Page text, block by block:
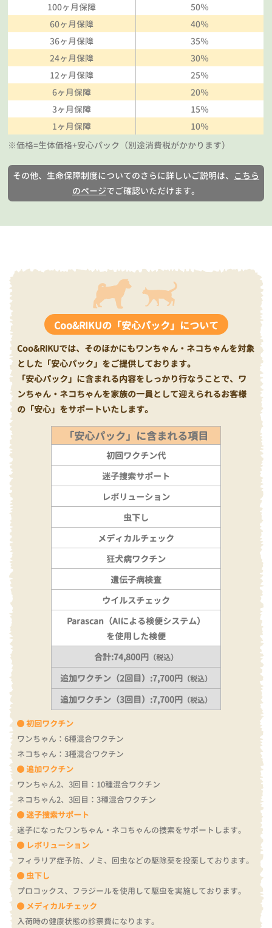
100ヶ月保障
50％
60ヶ月保障
40％
36ヶ月保障
35％
24ヶ月保障
30％
12ヶ月保障
25％
6ヶ月保障
20％
3ヶ月保障
15％
1ヶ月保障
10％
※価格=生体価格+安心パック（別途消費税がかかります）
その他、生命保障制度についてのさらに詳しいご説明は、 こちら
のページでご確認いただけます。
Coo&RIKUの「安心パック」について
Coo&RIKUでは、そのほかにもワンちゃん・ネコちゃんを対象
とした「安心パック」をご提供しております。
「安心パック」に含まれる内容をしっかり行なうことで、ワ
ンちゃん・ネコちゃんを家族の一員として迎えられるお客様
の「安心」をサポートいたします。
初回ワクチン
ワンちゃん：6種混合ワクチン
ネコちゃん：3種混合ワクチン
追加ワクチン
ワンちゃん2、3回目：10種混合ワクチン
ネコちゃん2、3回目：3種混合ワクチン
迷子捜索サポート
迷子になったワンちゃん・ネコちゃんの捜索をサポートします。
レボリューション
フィラリア症予防、ノミ、回虫などの駆除薬を投薬しております。
虫下し
プロコックス、フラジールを使用して駆虫を実施しております。
メディカルチェック
入荷時の健康状態の診察費になります。
「安心パック」に含まれる項目
初回ワクチン代
迷子捜索サポート
レボリューション
虫下し
メディカルチェック
狂犬病ワクチン
遺伝子病検査
ウイルスチェック
Parascan（AIによる検便システム）
を使用した検便
合計:74,800円 （税込）
追加ワクチン（2回目）:7,700円 （税込）
追加ワクチン（3回目）:7,700円 （税込）